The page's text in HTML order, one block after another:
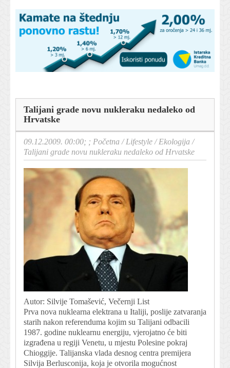
Talijani grade novu nukleraku nedaleko od
Hrvatske
09.12.2009. 00:00; ; Početna /Lifestyle /Ekologija /
Talijani grade novu nukleraku nedaleko od Hrvatske
Autor: Silvije Tomašević, Večernji List
Prva nova nuklearna elektrana u Italiji, poslije zatvaranja
starih nakon referenduma kojim su Talijani odbacili
1987. godine nuklearnu energiju, vjerojatno će biti
izgrađena u regiji Venetu, u mjestu Polesine pokraj
Chioggije. Talijanska vlada desnog centra premijera
Silvija Berlusconija, koja je otvorila mogućnost